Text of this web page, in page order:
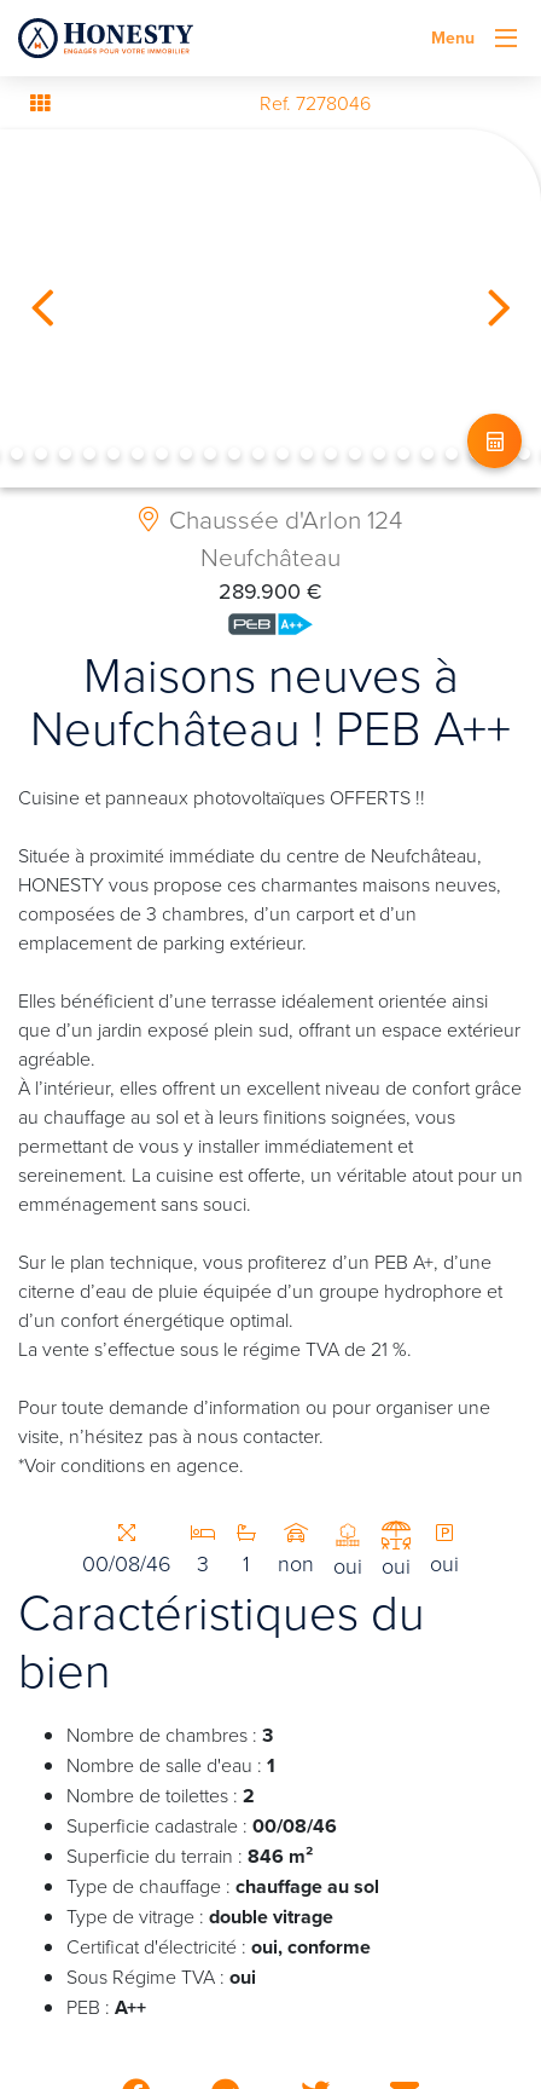
Menu
Ref. 7278046
Chaussée d'Arlon 124
Neufchâteau
289.900 €
Maisons neuves à
Neufchâteau ! PEB A++
Cuisine et panneaux photovoltaïques OFFERTS !!
Située à proximité immédiate du centre de Neufchâteau,
HONESTY vous propose ces charmantes maisons neuves,
composées de 3 chambres, d’un carport et d’un
emplacement de parking extérieur.
Elles bénéficient d’une terrasse idéalement orientée ainsi
que d’un jardin exposé plein sud, offrant un espace extérieur
agréable.
À l’intérieur, elles offrent un excellent niveau de confort grâce
au chauffage au sol et à leurs finitions soignées, vous
permettant de vous y installer immédiatement et
sereinement. La cuisine est offerte, un véritable atout pour un
emménagement sans souci.
Sur le plan technique, vous profiterez d’un PEB A+, d’une
citerne d’eau de pluie équipée d’un groupe hydrophore et
d’un confort énergétique optimal.
La vente s’effectue sous le régime TVA de 21 %.
Pour toute demande d’information ou pour organiser une
visite, n’hésitez pas à nous contacter.
*Voir conditions en agence.
00/08/46 3 1 non oui oui oui
Caractéristiques du
bien
Nombre de chambres : 3
Nombre de salle d'eau : 1
Nombre de toilettes : 2
Superficie cadastrale : 00/08/46
Superficie du terrain : 846 m²
Type de chauffage : chauffage au sol
Type de vitrage : double vitrage
Certificat d'électricité : oui, conforme
Sous Régime TVA : oui
PEB : A++